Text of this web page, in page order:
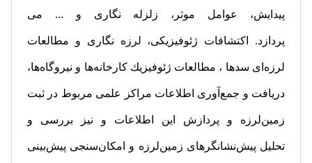
پیدایش، عوامل موثر، زلزله نگاری و ... می
پردازد. اكتشافات ژئوفیزیكی، لرزه نگاری و مطالعات
لرزه‌ای سدها ، مطالعات ژئوفیزیك كارخانه‌ها و نیروگاه‌ها،
دریافت و جمع‌آوری اطلاعات مراکز علمی مربوط در ثبت
زمین‌لرزه و پردازش این اطلاعات و نیز بررسی و
تحلیل پیش‌نشانگرهای زمین‌لرزه و امكان‌سنجی پیش‌بینی